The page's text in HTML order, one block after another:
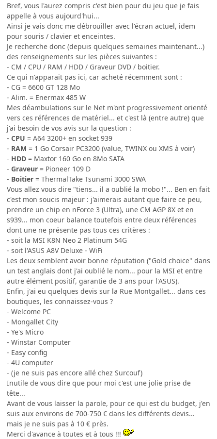
Bref, vous l'aurez compris c'est bien pour du jeu que je fais
appelle à vous aujourd'hui...
Ainsi je vais donc me débrouiller avec l'écran actuel, idem
pour souris / clavier et enceintes.
Je recherche donc (depuis quelques semaines maintenant...)
des renseignements sur les pièces suivantes :
- CM / CPU / RAM / HDD / Graveur DVD / boitier.
Ce qui n'apparait pas ici, car acheté récemment sont :
- CG = 6600 GT 128 Mo
- Alim. = Enermax 485 W
Mes déambulations sur le Net m'ont progressivement orienté
vers ces références de matériel... et c'est là (entre autre) que
j'ai besoin de vos avis sur la question :
- CPU = A64 3200+ en socket 939
- RAM = 1 Go Corsair PC3200 (value, TWINX ou XMS à voir)
- HDD = Maxtor 160 Go en 8Mo SATA
- Graveur = Pioneer 109 D
- Boitier = ThermalTake Tsunami 3000 SWA
Vous allez vous dire "tiens... il a oublié la mobo !"... Ben en fait
c'est mon soucis majeur : j'aimerais autant que faire ce peu,
prendre un chip en nForce 3 (Ultra), une CM AGP 8X et en
s939... mon coeur balance toutefois entre deux références
dont une ne présente pas tous ces critères :
- soit la MSI K8N Neo 2 Platinum 54G
- soit l'ASUS A8V Deluxe - WiFi
Les deux semblent avoir bonne réputation ("Gold choice" dans
un test anglais dont j'ai oublié le nom... pour la MSI et entre
autre élément positif, garantie de 3 ans pour l'ASUS).
Enfin, j'ai eu quelques devis sur la Rue Montgallet... dans ces
boutiques, les connaissez-vous ?
- Welcome PC
- Mongallet City
- Ye's Micro
- Winstar Computer
- Easy config
- 4U computer
- (je ne suis pas encore allé chez Surcouf)
Inutile de vous dire que pour moi c'est une jolie prise de
tête...
Avant de vous laisser la parole, pour ce qui est du budget, j'en
suis aux environs de 700-750 € dans les différents devis...
mais je ne suis pas à 10 € près.
Merci d'avance à toutes et à tous !!!